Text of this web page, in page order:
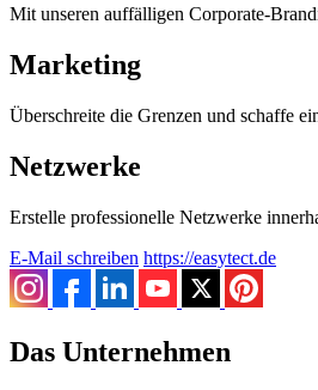
Mit unseren auffälligen Corporate-
Marketing
Überschreite die Grenzen und schaffe
Netzwerke
Erstelle professionelle Netzwerke
E-Mail schreiben https://easytect.de
Das Unternehmen